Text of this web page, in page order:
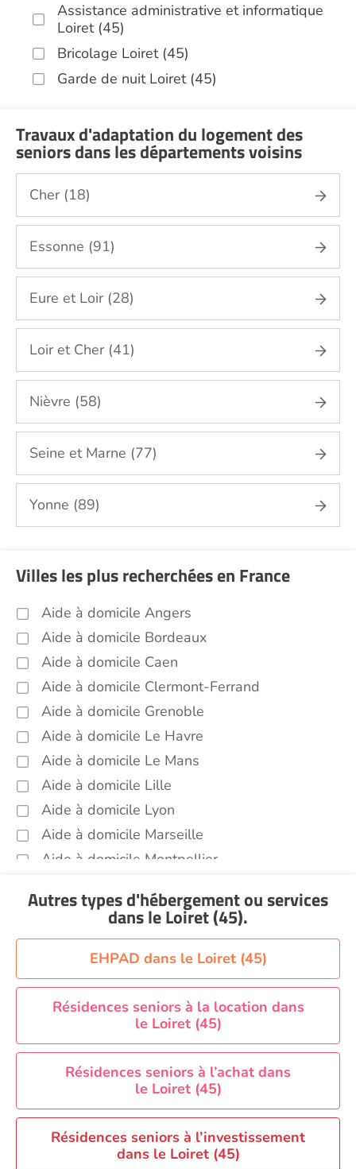
Assistance administrative et informatique
Loiret (45)
Bricolage Loiret (45)
Garde de nuit Loiret (45)
Jardinage Loiret (45)
Aide aux courses Loiret (45)
Entretien du cadre de vie, ménage,
repassage, gestion du linge Loiret (45)
Portage de repas Loiret (45)
Sorties (promenades, rendez-vous
médicaux...) Loiret (45)
Promenade animaux de compagnie Loiret
(45)
Soins esthétiques Loiret (45)
Autres aides à domicile Loiret (45)
Voir toutes les aides à domicile dans le Loiret (45)
Travaux d'adaptation du logement des
seniors dans les départements voisins
Cher (18)
Essonne (91)
Eure et Loir (28)
Loir et Cher (41)
Nièvre (58)
Seine et Marne (77)
Yonne (89)
Villes les plus recherchées en France
Aide à domicile Angers
Aide à domicile Bordeaux
Aide à domicile Caen
Aide à domicile Clermont-Ferrand
Aide à domicile Grenoble
Aide à domicile Le Havre
Aide à domicile Le Mans
Aide à domicile Lille
Aide à domicile Lyon
Aide à domicile Marseille
Aide à domicile Montpellier
Aide à domicile Nice
Aide à domicile Orléans
Aide à domicile Paris
Aide à domicile Perpignan
Aide à domicile Rennes
Aide à domicile Saint-Etienne
Aide à domicile Toulouse
Recherche par ville
Autres types d'hébergement ou services
dans le Loiret (45).
EHPAD dans le Loiret (45)
Résidences seniors à la location dans
le Loiret (45)
Résidences seniors à l’achat dans
le Loiret (45)
Résidences seniors à l’investissement
dans le Loiret (45)